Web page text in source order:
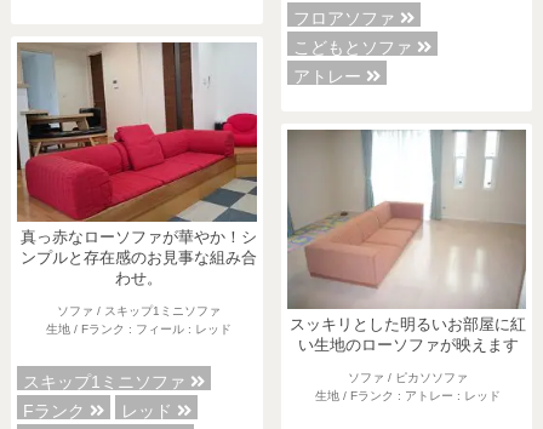
真っ赤なローソファが華やか！シ
ンプルと存在感のお見事な組み合
わせ。
ソファ / スキップ1ミニソファ
生地 / Fランク : フィール : レッド
スキップ1ミニソファ
Fランク
レッド
フロアソファ
こどもとソファ
アトレー
スッキリとした明るいお部屋に紅
い生地のローソファが映えます
ソファ / ピカソソファ
生地 / Fランク : アトレー : レッド